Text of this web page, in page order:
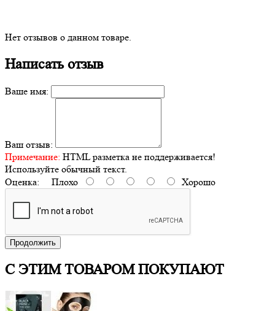
Нет отзывов о данном товаре.
Написать отзыв
Ваше имя:
Ваш отзыв:
Примечание: HTML разметка не поддерживается!
Используйте обычный текст.
Оценка: Плохо Хорошо
Продолжить
С ЭТИМ ТОВАРОМ ПОКУПАЮТ